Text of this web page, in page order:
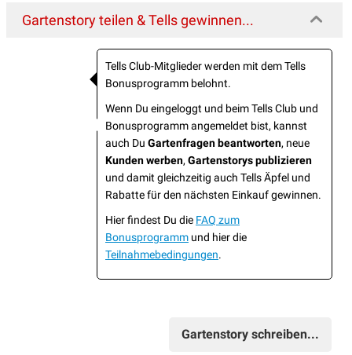
Gartenstory teilen & Tells gewinnen...
Tells Club-Mitglieder werden mit dem Tells
Bonusprogramm belohnt.
Wenn Du eingeloggt und beim Tells Club und
Bonusprogramm angemeldet bist, kannst
auch Du Gartenfragen beantworten, neue
Kunden werben, Gartenstorys publizieren
und damit gleichzeitig auch Tells Äpfel und
Rabatte für den nächsten Einkauf gewinnen.
Hier findest Du die FAQ zum
Bonusprogramm und hier die
Teilnahmebedingungen.
Gartenstory schreiben...